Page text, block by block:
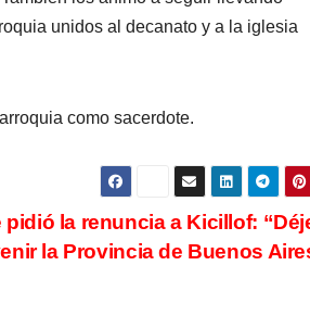
unidos al decanato y a la iglesia
como sacerdote.
pidió la renuncia a Kicillof:
la Provincia de Buenos